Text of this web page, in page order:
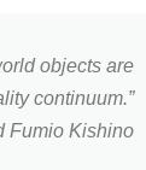
objects are
continuum.”
Fumio Kishino